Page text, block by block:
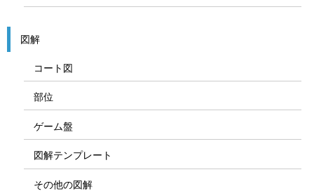
図解
コート図
部位
ゲーム盤
図解テンプレート
その他の図解